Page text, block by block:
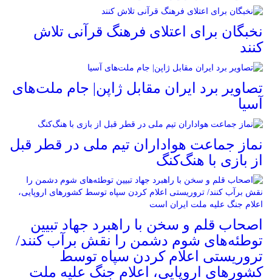
نخبگان برای اعتلای فرهنگ قرآنی تلاش
کنند
تصاویر برد ایران مقابل ژاپن| جام ملت‌های
آسیا
نماز جماعت هواداران تیم ملی در قطر قبل
از بازی با هنگ‌کنگ
اصحاب قلم و سخن با راهبرد جهاد تبیین
توطئه‌های شوم دشمن را نقش برآب کنند/
تروریستی اعلام کردن سپاه توسط
کشورهای اروپایی، اعلام جنگ علیه ملت